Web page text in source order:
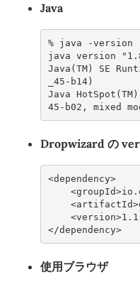
Java
% java
java version
Java(TM) SE
_45-b14)
Java
45-b02, mixed
Dropwizard の
<dependency>
</dependency>
使用ブラウザ